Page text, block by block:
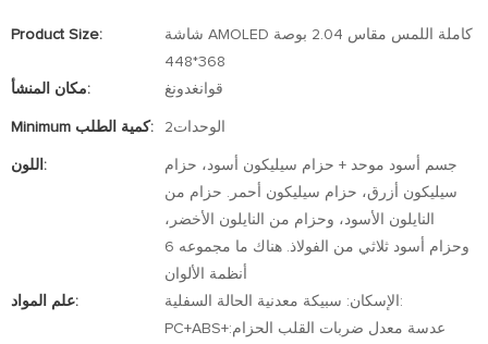
Product Size:
شاشة AMOLED كاملة اللمس مقاس 2.04 بوصة
368*448
مكان المنشأ:
قوانغدونغ
Minimum كمية الطلب: الوحدات2
اللون:
جسم أسود موحد + حزام سيليكون أسود، حزام
سيليكون أزرق، حزام سيليكون أحمر. حزام من
النايلون الأسود، وحزام من النايلون الأخضر،
وحزام أسود ثلاثي من الفولاذ. هناك ما مجموعه 6
أنظمة الألوان
علم المواد:
الإسكان: سبيكة معدنية الحالة السفلية:
PC+ABS+عدسة معدل ضربات القلب الحزام: